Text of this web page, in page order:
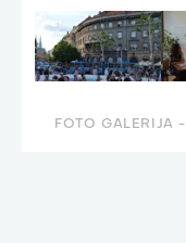
FOTO GALERIJA -